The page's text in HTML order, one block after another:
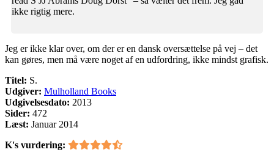
ikke rigtig mere.
Jeg er ikke klar over, om der er en dansk oversættelse på vej – det
kan gøres, men må være noget af en udfordring, ikke mindst grafisk.
Titel: S.
Udgiver: Mulholland Books
Udgivelsesdato: 2013
Sider: 472
Læst: Januar 2014
K's vurdering: